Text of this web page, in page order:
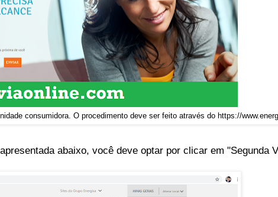
consumidora. O procedimento deve ser feito através do https://
abaixo, você deve optar por clicar em "Segunda